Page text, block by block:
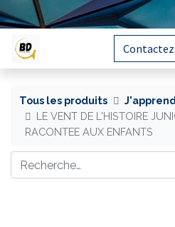
Tous les produits
LE VENT DE L'HISTOIRE
RACONTEE AUX ENFANTS